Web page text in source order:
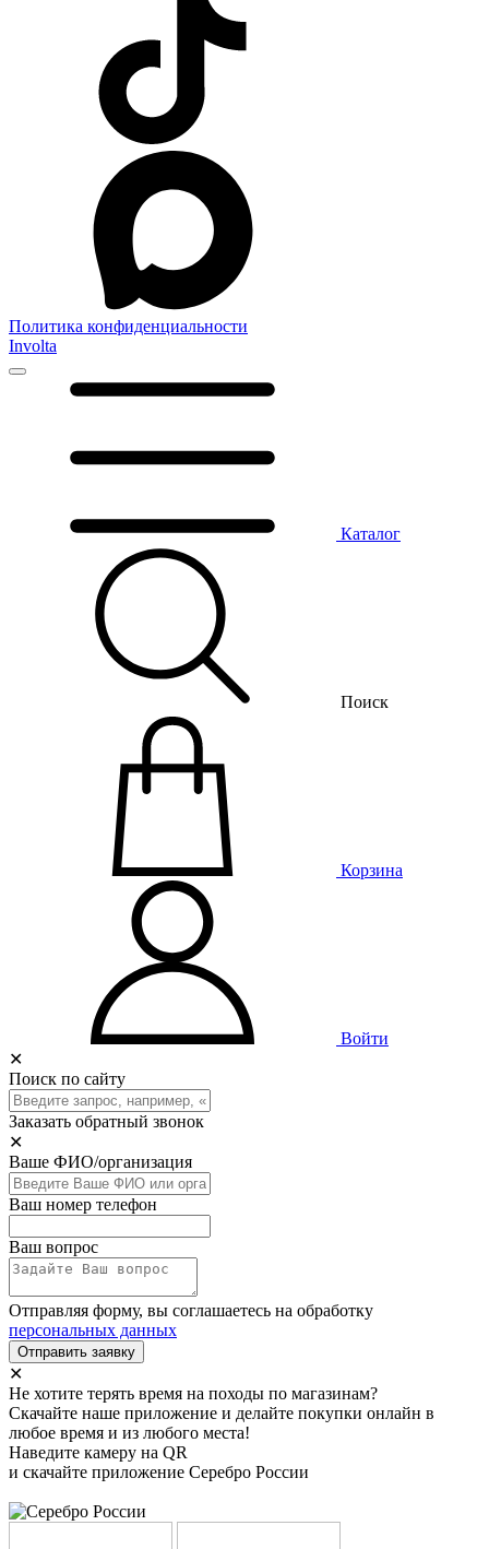
Политика конфиденциальности
Involta
Каталог
Поиск
Корзина
Войти
✕
Поиск по сайту
Заказать обратный звонок
✕
Ваше ФИО/организация
Ваш номер телефон
Ваш вопрос
Отправляя форму, вы соглашаетесь на обработку
персональных данных
Отправить заявку
✕
Не хотите терять время на походы по магазинам?
Скачайте наше приложение и делайте покупки онлайн в
любое время и из любого места!
Наведите камеру на QR
и скачайте приложение Серебро России